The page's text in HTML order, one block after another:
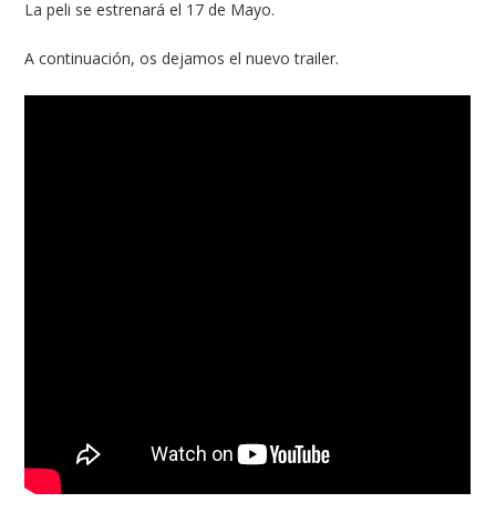
La peli se estrenará el 17 de Mayo.
A continuación, os dejamos el nuevo trailer.